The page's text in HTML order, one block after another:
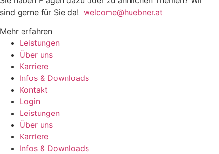
sind gerne für Sie da! welcome@huebner.at
Mehr erfahren
Leistungen
Über uns
Karriere
Infos & Downloads
Kontakt
Login
Leistungen
Über uns
Karriere
Infos & Downloads